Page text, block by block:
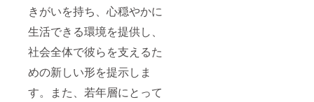
きがいを持ち、心穏やかに
生活できる環境を提供し、
社会全体で彼らを支えるた
めの新しい形を提示しま
す。また、若年層にとって